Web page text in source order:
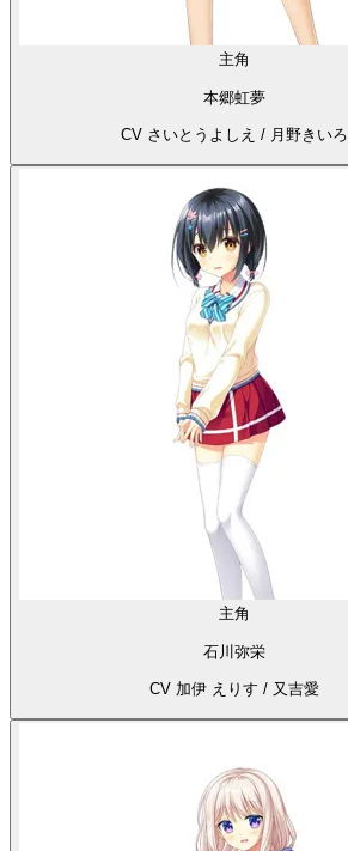
主角
本郷虹夢
CV さいとうよしえ / 月野きいろ
主角
石川弥栄
CV 加伊 えりす / 又吉愛